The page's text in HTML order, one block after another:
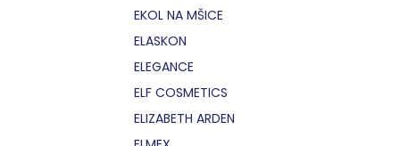
EKOL NA MŠICE
ELASKON
ELEGANCE
ELF COSMETICS
ELIZABETH ARDEN